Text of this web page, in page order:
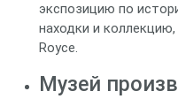
экспозицию по
находки и
Royce.
Музей